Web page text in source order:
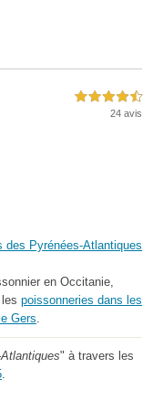
4,5 étoiles sur 5
24 avis
des Pyrénées-Atlantiques
en Occitanie,
, les poissonneries dans les
Gers
" à travers les